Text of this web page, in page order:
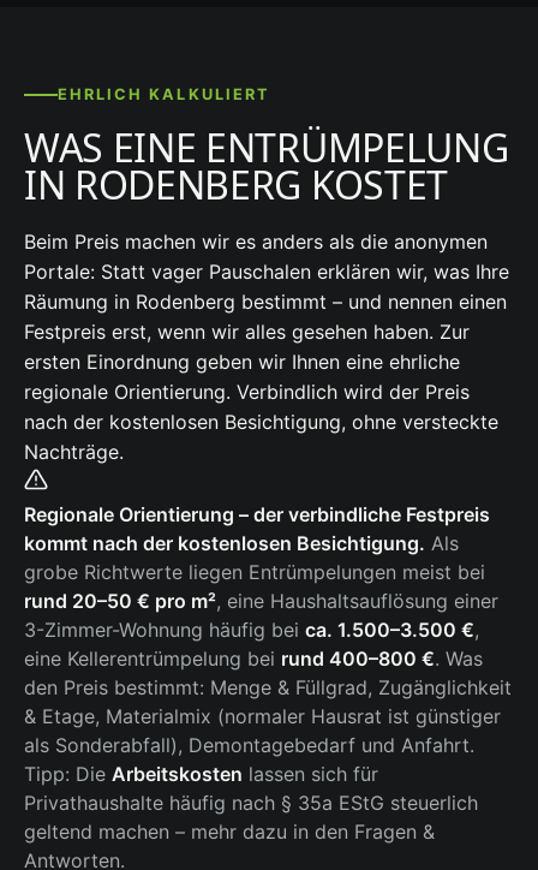
EHRLICH KALKULIERT
WAS EINE ENTRÜMPELUNG
IN RODENBERG KOSTET
Beim Preis machen wir es anders als die anonymen
Portale: Statt vager Pauschalen erklären wir, was Ihre
Räumung in Rodenberg bestimmt – und nennen einen
Festpreis erst, wenn wir alles gesehen haben. Zur
ersten Einordnung geben wir Ihnen eine ehrliche
regionale Orientierung. Verbindlich wird der Preis
nach der kostenlosen Besichtigung, ohne versteckte
Nachträge.
Regionale Orientierung – der verbindliche Festpreis
kommt nach der kostenlosen Besichtigung. Als
grobe Richtwerte liegen Entrümpelungen meist bei
rund 20–50 € pro m², eine Haushaltsauflösung einer
3-Zimmer-Wohnung häufig bei ca. 1.500–3.500 €,
eine Kellerentrümpelung bei rund 400–800 €. Was
den Preis bestimmt: Menge & Füllgrad, Zugänglichkeit
& Etage, Materialmix (normaler Hausrat ist günstiger
als Sonderabfall), Demontagebedarf und Anfahrt.
Tipp: Die Arbeitskosten lassen sich für
Privathaushalte häufig nach § 35a EStG steuerlich
geltend machen – mehr dazu in den Fragen &
Antworten.